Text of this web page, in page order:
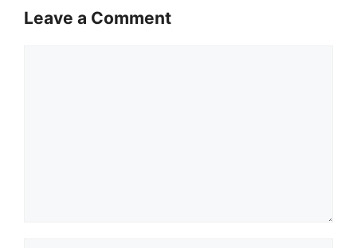
Leave a Comment